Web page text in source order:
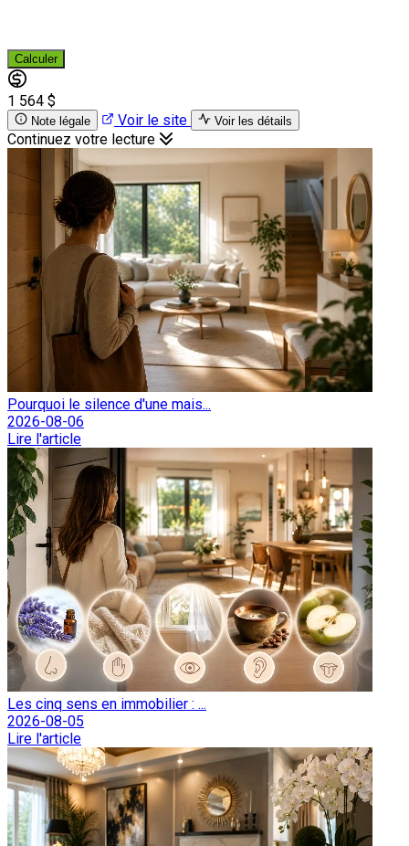
Calculer
1 564 $
Note légale Voir le site Voir les détails
Continuez votre lecture
Pourquoi le silence d'une mais...
2026-08-06
Lire l'article
Les cinq sens en immobilier : ...
2026-08-05
Lire l'article